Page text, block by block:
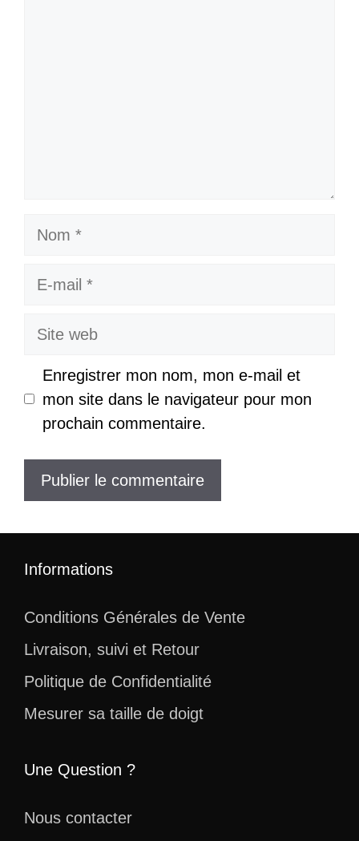
Nom
E-
Site
Enregistrer mon nom, mon e-mail et
mon site dans le navigateur pour mon
prochain commentaire.
Informations
Conditions Générales de Vente
Livraison, suivi et Retour
Politique de Confidentialité
Mesurer sa taille de doigt
Une Question ?
Nous contacter